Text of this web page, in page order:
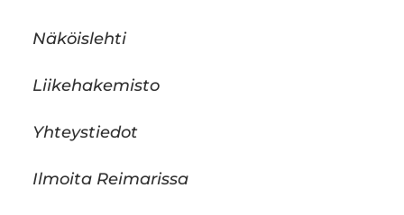
Näköislehti
Liikehakemisto
Yhteystiedot
Ilmoita Reimarissa